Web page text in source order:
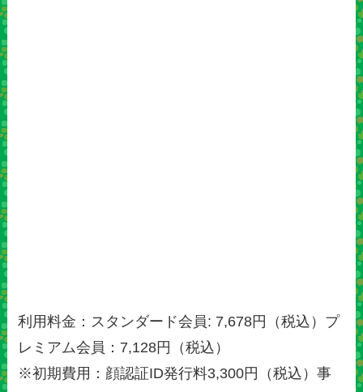
利用料金：スタンダード会員: 7,678円（税込）プ
レミアム会員：7,128円（税込）
※初期費用：顔認証ID発行料3,300円（税込）事